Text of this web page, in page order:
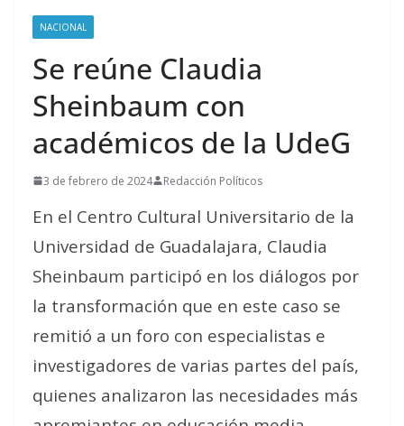
NACIONAL
Se reúne Claudia
Sheinbaum con
académicos de la UdeG
3 de febrero de 2024 Redacción Políticos
En el Centro Cultural Universitario de la
Universidad de Guadalajara, Claudia
Sheinbaum participó en los diálogos por
la transformación que en este caso se
remitió a un foro con especialistas e
investigadores de varias partes del país,
quienes analizaron las necesidades más